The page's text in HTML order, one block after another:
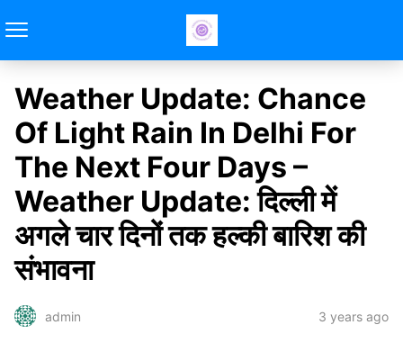
Weather Update: Chance
Of Light Rain In Delhi For
The Next Four Days –
Weather Update: दिल्ली में
अगले चार दिनों तक हल्की बारिश की
संभावना
admin 3 years ago